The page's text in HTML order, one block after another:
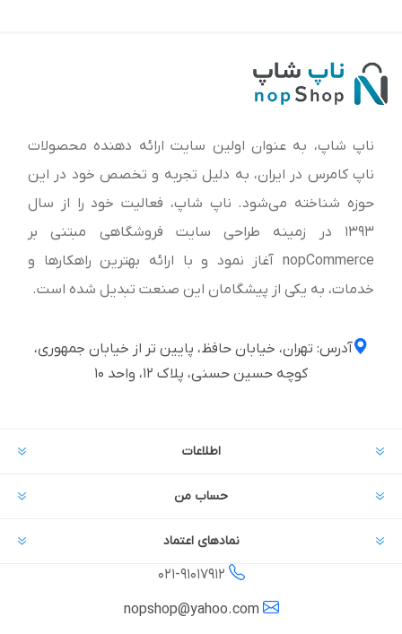
ناپ شاپ، به عنوان اولین سایت ارائه‌ دهنده محصولات
ناپ کامرس در ایران، به دلیل تجربه و تخصص خود در این
حوزه شناخته می‌شود. ناپ شاپ، فعالیت خود را از سال
1393 در زمینه طراحی سایت فروشگاهی مبتنی بر
nopCommerce آغاز نمود و با ارائه بهترین راهکارها و
خدمات، به یکی از پیشگامان این صنعت تبدیل شده است.
آدرس: تهران، خیابان حافظ، پایین تر از خیابان جمهوری،
کوچه حسین حسنی، پلاک ۱۲، واحد ۱۰
اطلاعات
حساب من
نمادهای اعتماد
021-91017912